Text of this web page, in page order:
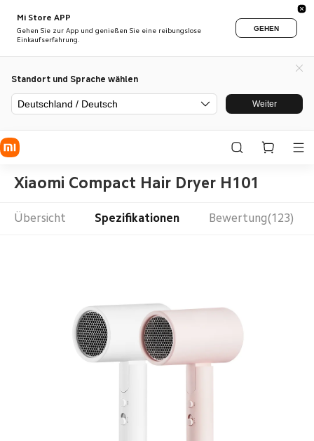
Mi Store APP
Gehen Sie zur App und genießen Sie eine reibungslose
Einkaufserfahrung.
GEHEN
Standort und Sprache wählen
Deutschland / Deutsch Weiter
Xiaomi Compact Hair Dryer H101
Übersicht Spezifikationen Bewertung(123)